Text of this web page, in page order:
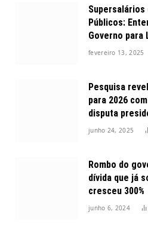
Supersalários
Públicos:
Governo para
2025
fevereiro 13, 2025
Pesquisa
para 2026
disputa
junho 24, 2025
Rombo do
dívida que já
cresceu 300%
junho 6, 2024